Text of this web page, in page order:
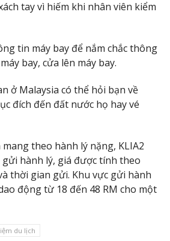
tay vì hiếm khi nhân viên kiểm
tin máy bay để nắm chắc thông
bay, cửa lên máy bay.
ở Malaysia có thể hỏi bạn về
đích đến đất nước họ hay vé
theo hành lý nặng, KLIA2
gửi hành lý, giá được tính theo
thời gian gửi. Khu vực gửi hành
động từ 18 đến 48 RM cho một
du lịch